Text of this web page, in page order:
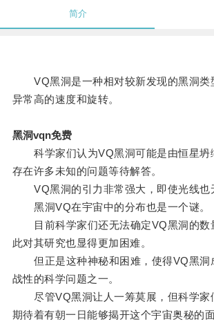
简介
VQ黑洞是一种相对较新发现的黑洞类
异常高的速度和旋转。
黑洞vqn免费
科学家们认为VQ黑洞可能是由恒星坍
存在许多未知的问题等待解答。
VQ黑洞的引力非常强大，即使光线也
黑洞VQ在宇宙中的分布也是一个谜。
目前科学家们还无法确定VQ黑洞的数
此对其研究也显得更加困难。
但正是这种神秘和困难，使得VQ黑洞
战性的科学问题之一。
尽管VQ黑洞让人一筹莫展，但科学家
期待着有朝一日能够揭开这个宇宙奥秘的面